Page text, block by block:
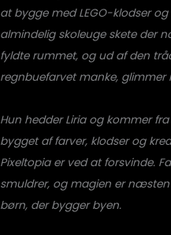
at bygge med LEGO-klodser
almindelig skoleuge skete der
fyldte rummet, og ud af den
regnbuefarvet manke, glimmer
Hun hedder Liria og kommer
bygget af farver, klodser og
Pixeltopia er ved at forsvinde.
smuldrer, og magien er
børn, der bygger byen.